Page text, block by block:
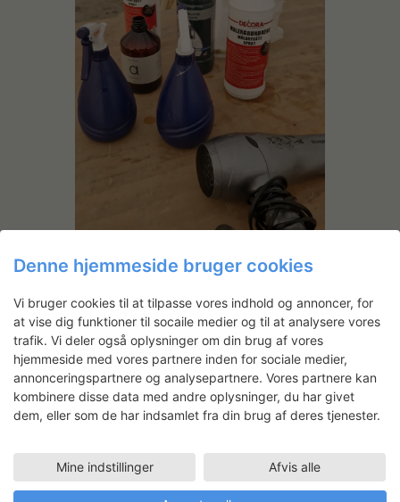
Denne hjemmeside bruger cookies
Vi bruger cookies til at tilpasse vores indhold og annoncer, for
at vise dig funktioner til socaile medier og til at analysere vores
trafik. Vi deler også oplysninger om din brug af vores
hjemmeside med vores partnere inden for sociale medier,
annonceringspartnere og analysepartnere. Vores partnere kan
kombinere disse data med andre oplysninger, du har givet
dem, eller som de har indsamlet fra din brug af deres tjenester.
Mine indstillinger Afvis alle